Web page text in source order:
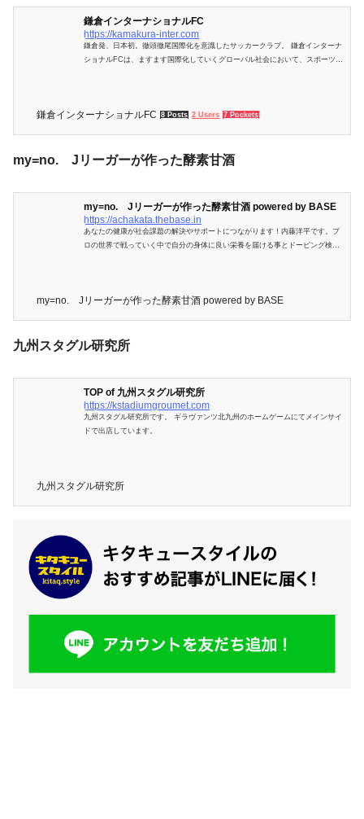
鎌倉インターナショナルFC
https://kamakura-inter.com
鎌倉発、日本初。徹頭徹尾国際化を意識したサッカークラブ。 鎌倉インターナ
ショナルFCは、ますます国際化していくグローバル社会において、スポーツを
鎌倉インターナショナルFC 8 Posts 2 Users 7 Pockets
my=no. Jリーガーが作った酵素甘酒
my=no. Jリーガーが作った酵素甘酒 powered by BASE
https://achakata.thebase.in
あなたの健康が社会課題の解決やサポートにつながります！内藤洋平です。プ
ロの世界で戦っていく中で自分の身体に良い栄養を届ける事とドーピング検査
り、野菜ジュースやヨーグルトと割る事でより一層美肌効果や腸内フローラを
my=no. Jリーガーが作った酵素甘酒 powered by BASE
九州スタグル研究所
TOP of 九州スタグル研究所
https://kstadiumgroumet.com
九州スタグル研究所です。 ギラヴァンツ北九州のホームゲームにてメインサイ
ドで出店しています。
九州スタグル研究所